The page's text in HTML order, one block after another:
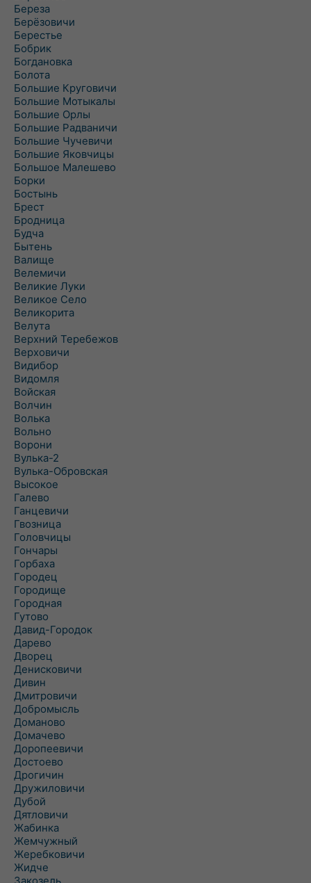
Береза
Берёзовичи
Берестье
Бобрик
Богдановка
Болота
Большие Круговичи
Большие Мотыкалы
Большие Орлы
Большие Радваничи
Большие Чучевичи
Большие Яковчицы
Большое Малешево
Борки
Бостынь
Брест
Бродница
Будча
Бытень
Валище
Велемичи
Великие Луки
Великое Село
Великорита
Велута
Верхний Теребежов
Верховичи
Видибор
Видомля
Войская
Волчин
Волька
Вольно
Ворони
Вулька-2
Вулька-Обровская
Высокое
Галево
Ганцевичи
Гвозница
Головчицы
Гончары
Горбаха
Городец
Городище
Городная
Гутово
Давид-Городок
Дарево
Дворец
Денисковичи
Дивин
Дмитровичи
Добромысль
Доманово
Домачево
Доропеевичи
Достоево
Дрогичин
Дружиловичи
Дубой
Дятловичи
Жабинка
Жемчужный
Жеребковичи
Жидче